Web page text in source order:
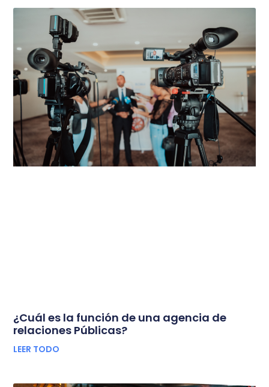
¿Cuál es la función de una agencia de
relaciones Públicas?
LEER TODO